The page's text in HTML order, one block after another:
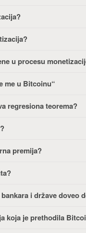
u procesu
me u Bitcoinu“
regresiona teorema?
premija?
i države doveo
koja je prethodila